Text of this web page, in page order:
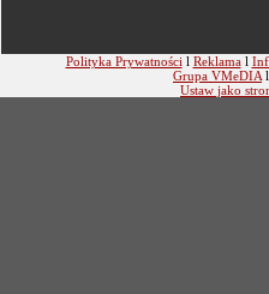
Polityka Prywatności l Reklamal
Grupa VMeDIA
Ustaw jako